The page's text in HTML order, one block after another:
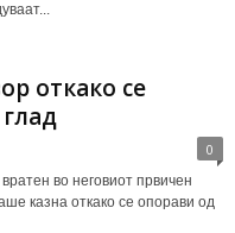
откако се
0
во неговиот првичен
казна откако се опорави од